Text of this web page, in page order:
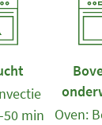
50 min
Oven: